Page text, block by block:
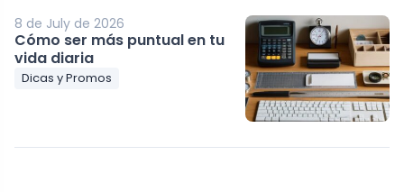
8 de July de 2026
Cómo ser más puntual en tu
vida diaria
Dicas y Promos